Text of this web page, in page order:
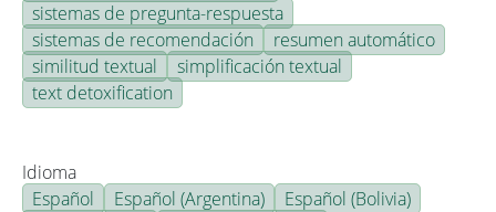
sistemas de pregunta-respuesta
sistemas de recomendación
resumen automático
similitud textual
simplificación textual
text detoxification
Idioma
Español
Español (Argentina)
Español (Bolivia)